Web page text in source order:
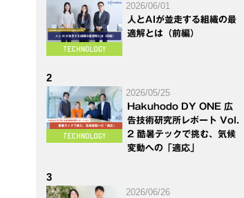
2026/06/01
人とAIが並走する組織の最
適解とは（前編）
2
2026/05/25
Hakuhodo DY ONE 広
告技術研究所レポート Vol.
2 酷暑テックで挑む、気候
変動への「適応」
3
2026/06/26